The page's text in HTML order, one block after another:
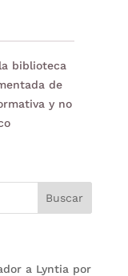
biblioteca
de
y no
a Lyntia por